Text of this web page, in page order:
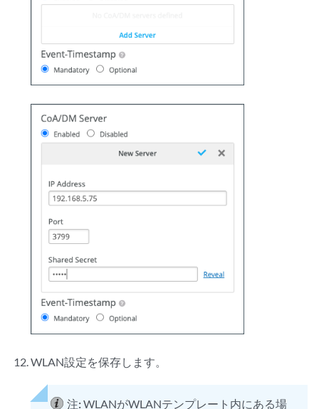
WLAN設定を保存します。
注:WLANがWLANテンプレート内にある場